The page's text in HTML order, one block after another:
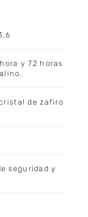
y 72 horas
de zafiro
seguridad y